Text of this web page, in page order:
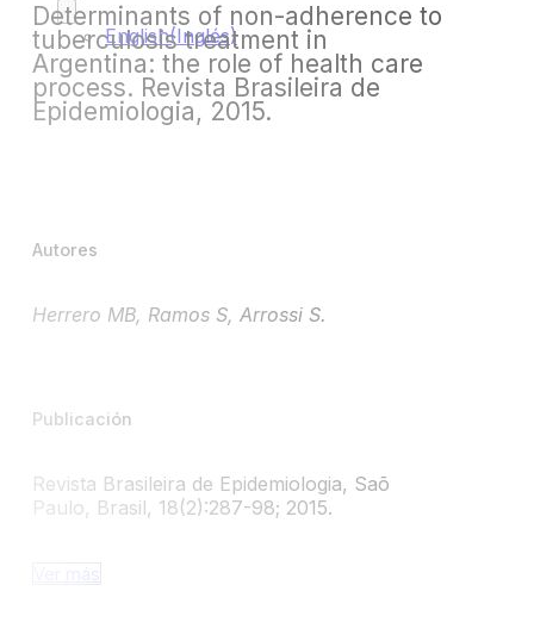
English(Inglés)
Determinants of non-adherence to
tuberculosis treatment in
Argentina: the role of health care
process. Revista Brasileira de
Epidemiologia, 2015.
Autores
Herrero MB, Ramos S, Arrossi S.
Publicación
Revista Brasileira de Epidemiologia, Saõ
Paulo, Brasil, 18(2):287-98; 2015.